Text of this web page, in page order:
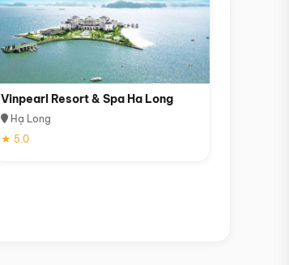
Vinpearl Resort & Spa Ha Long
Hạ Long
★ 5.0